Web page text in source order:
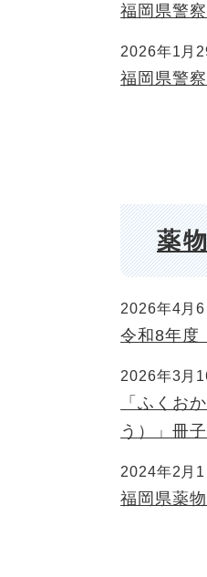
福岡県警
2026年1月
福岡県警
薬
2026年4月
令和8年度
2026年3月
「ふくお
う）」冊
2024年2月
福岡県薬